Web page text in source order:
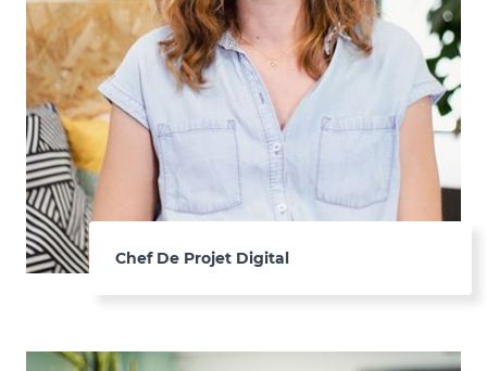
Chef De Projet Digital